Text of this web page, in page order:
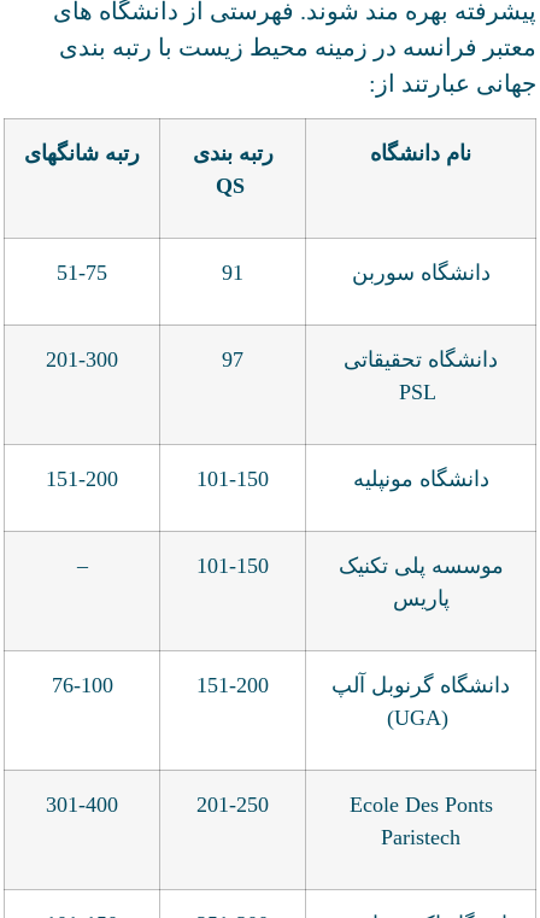
پیشرفته بهره مند شوند. فهرستی از دانشگاه های
معتبر فرانسه در زمینه محیط زیست با رتبه بندی
جهانی عبارتند از:
نام دانشگاه
رتبه بندی
QS
رتبه شانگهای
دانشگاه سوربن 91
51-75
دانشگاه تحقیقاتی
97
201-300
دانشگاه مونپلیه 101-150
151-200
موسسه پلی تکنیک
پاریس
101-150
–
دانشگاه گرنوبل آلپ
(UGA)
151-200
76-100
Ecole Des Ponts
Paristech
201-250
301-400